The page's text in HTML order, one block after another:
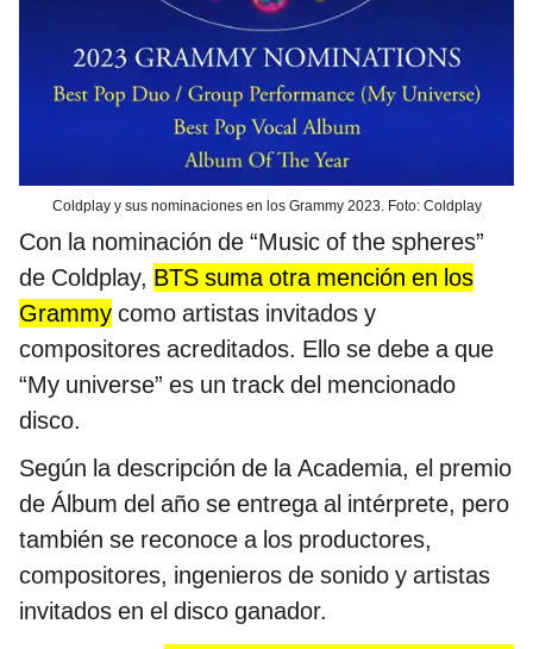
Coldplay y sus nominaciones en los Grammy 2023. Foto: Coldplay
Con la nominación de “Music of the spheres”
de Coldplay, BTS suma otra mención en los
Grammy como artistas invitados y
compositores acreditados. Ello se debe a que
“My universe” es un track del mencionado
disco.
Según la descripción de la Academia, el premio
de Álbum del año se entrega al intérprete, pero
también se reconoce a los productores,
compositores, ingenieros de sonido y artistas
invitados en el disco ganador.